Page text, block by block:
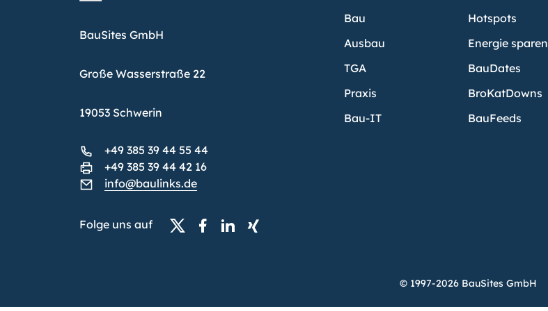
BauSites GmbH
Große Wasserstraße 22
19053 Schwerin
+49 385 39 44 55 44
+49 385 39 44 42 16
info@baulinks.de
Folge uns auf
Bau
Ausbau
TGA
Praxis
Bau-IT
Hotspots
Energie sparen
BauDates
BroKatDowns
BauFeeds
© 1997-2026 BauSites GmbH